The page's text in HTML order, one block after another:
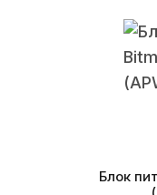
Блок